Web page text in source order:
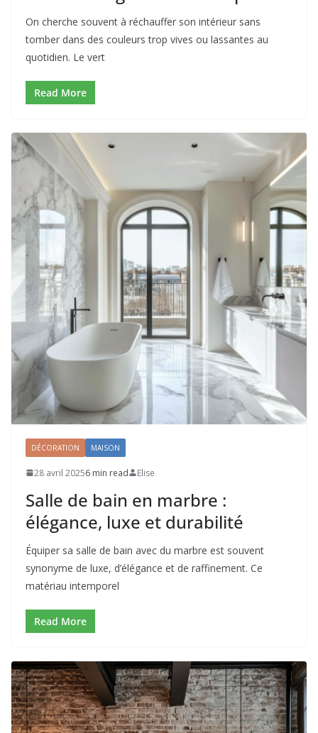
On cherche souvent à réchauffer son intérieur sans
tomber dans des couleurs trop vives ou lassantes au
quotidien. Le vert
Read More
DÉCORATION MAISON
28 avril 20256 min read Elise
Salle de bain en marbre :
élégance, luxe et durabilité
Équiper sa salle de bain avec du marbre est souvent
synonyme de luxe, d’élégance et de raffinement. Ce
matériau intemporel
Read More